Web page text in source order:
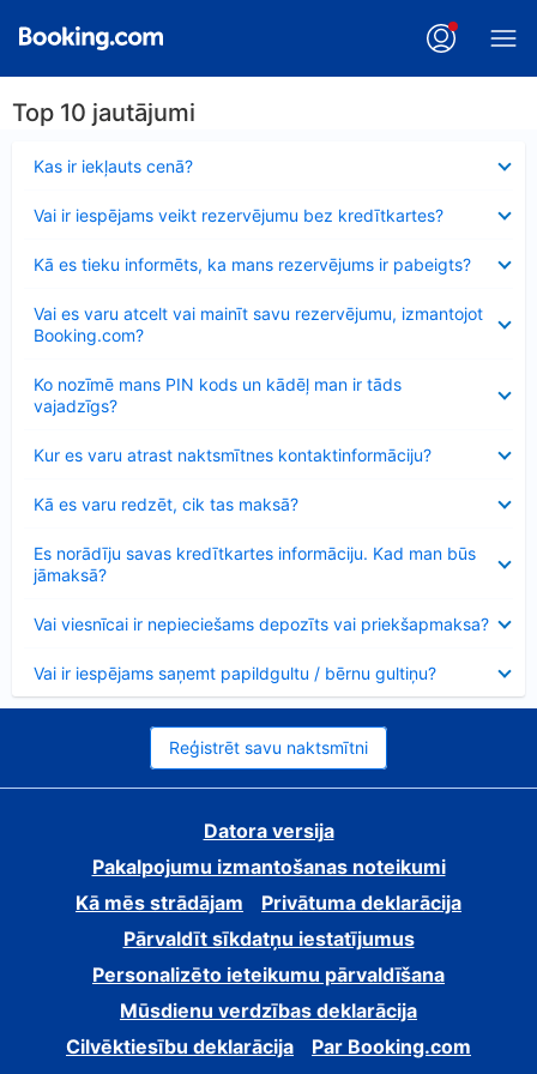
Top 10 jautājumi
Kas ir iekļauts cenā?
Vai ir iespējams veikt rezervējumu bez kredītkartes?
Kā es tieku informēts, ka mans rezervējums ir pabeigts?
Vai es varu atcelt vai mainīt savu rezervējumu, izmantojot
Booking.com?
Ko nozīmē mans PIN kods un kādēļ man ir tāds
vajadzīgs?
Kur es varu atrast naktsmītnes kontaktinformāciju?
Kā es varu redzēt, cik tas maksā?
Es norādīju savas kredītkartes informāciju. Kad man būs
jāmaksā?
Vai viesnīcai ir nepieciešams depozīts vai priekšapmaksa?
Vai ir iespējams saņemt papildgultu / bērnu gultiņu?
Reģistrēt savu naktsmītni
Datora versija
Pakalpojumu izmantošanas noteikumi
Kā mēs strādājam
Privātuma deklarācija
Pārvaldīt sīkdatņu iestatījumus
Personalizēto ieteikumu pārvaldīšana
Mūsdienu verdzības deklarācija
Cilvēktiesību deklarācija
Par Booking.com